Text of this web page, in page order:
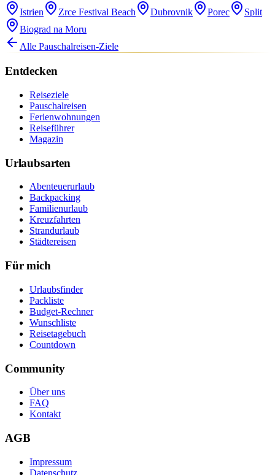
Istrien Zrce Festival Beach Dubrovnik Porec
Split
Biograd na Moru
Alle Pauschalreisen-Ziele
Entdecken
Reiseziele
Pauschalreisen
Ferienwohnungen
Reiseführer
Magazin
Urlaubsarten
Abenteuerurlaub
Backpacking
Familienurlaub
Kreuzfahrten
Strandurlaub
Städtereisen
Für mich
Urlaubsfinder
Packliste
Budget-Rechner
Wunschliste
Reisetagebuch
Countdown
Community
Über uns
FAQ
Kontakt
AGB
Impressum
Datenschutz